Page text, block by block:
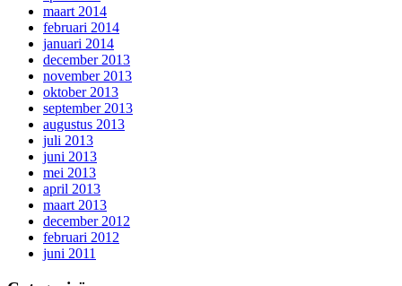
maart 2014
februari 2014
januari 2014
december 2013
november 2013
oktober 2013
september 2013
augustus 2013
juli 2013
juni 2013
mei 2013
april 2013
maart 2013
december 2012
februari 2012
juni 2011